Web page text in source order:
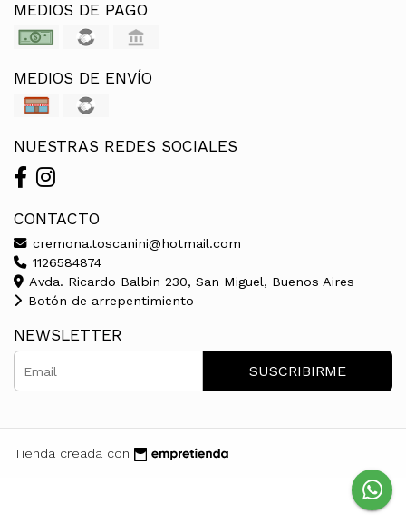
MEDIOS DE PAGO
MEDIOS DE ENVÍO
NUESTRAS REDES SOCIALES
CONTACTO
cremona.toscanini@hotmail.com
1126584874
Avda. Ricardo Balbin 230, San Miguel, Buenos Aires
Botón de arrepentimiento
NEWSLETTER
SUSCRIBIRME
Tienda creada con